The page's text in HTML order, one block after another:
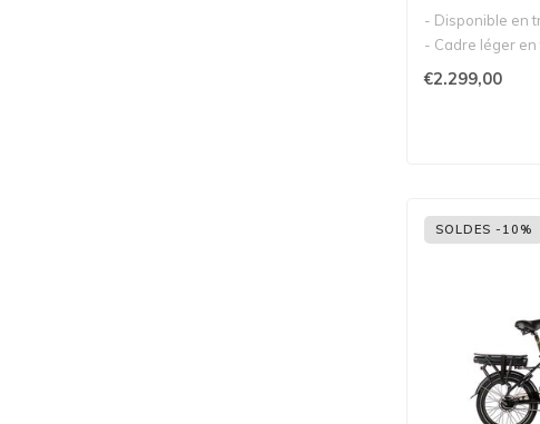
- Disponible en
- Cadre léger
- Moteur puis..
€2.299,00
SOLDES -10%